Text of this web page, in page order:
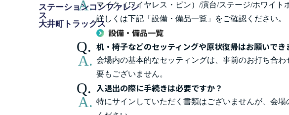
ステーションコンファレン
ス
大井町トラックス
マイク（ワイヤレス・ピン）/演台/ステージ/ホワイ
詳しくは下記「設備・備品一覧」をご確認ください。
設備・備品一覧
机・椅子などのセッティングや原状復帰はお願いでき
会場内の基本的なセッティングは、事前のお打ち合
要もございません。
入退出の際に手続きは必要ですか？
特にサインしていただく書類はございませんが、会